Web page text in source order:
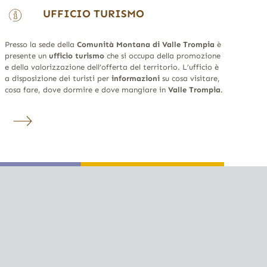
UFFICIO TURISMO
Presso la sede della Comunità Montana di Valle Trompia è
presente un ufficio turismoche si occupa della promozione
e della valorizzazione dell’offerta del territorio. L’ufficio è
a disposizione dei turisti per informazionisu cosa visitare,
cosa fare, dove dormire e dove mangiare in Valle Trompia.